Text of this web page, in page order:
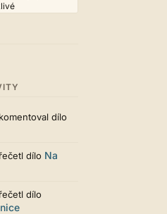
jde vidět,
do chatu je
nového
místech
příliš velké
místním
styl dobře
dílo
dílo Na
dílo